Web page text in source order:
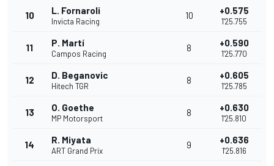
10 L. Fornaroli
Invicta Racing
10 +0.575
1'25.755
11 P. Martí
Campos Racing
8 +0.590
1'25.770
12 D. Beganovic
Hitech TGR
8 +0.605
1'25.785
13 O. Goethe
MP Motorsport
8 +0.630
1'25.810
14 R. Miyata
ART Grand Prix
9 +0.636
1'25.816